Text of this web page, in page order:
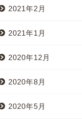
2021年2月
2021年1月
2020年12月
2020年8月
2020年5月